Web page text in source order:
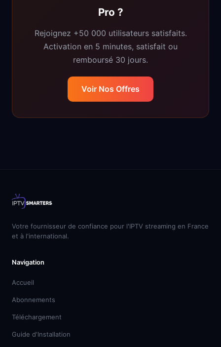
Pro ?
Rejoignez +50 000 utilisateurs satisfaits.
Activation en 5 minutes, satisfait ou
remboursé 30 jours.
Voir Nos Offres
Votre fournisseur de confiance pour l'IPTV streaming en France
et à l'international.
Navigation
Accueil
Abonnements
Téléchargement
Guide d'Installation